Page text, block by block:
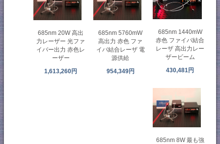
685nm 20W 高出
力レーザー 光ファ
イバー出力 赤色レ
ーザー
1,613,260円
685nm 5760mW
高出力 赤色 ファ
イバ結合レーザ 電
源供給
954,349円
685nm 1440mW
赤色 ファイバ結合
レーザ 高出力レー
ザービーム
430,481円
685nm 8W 最も強